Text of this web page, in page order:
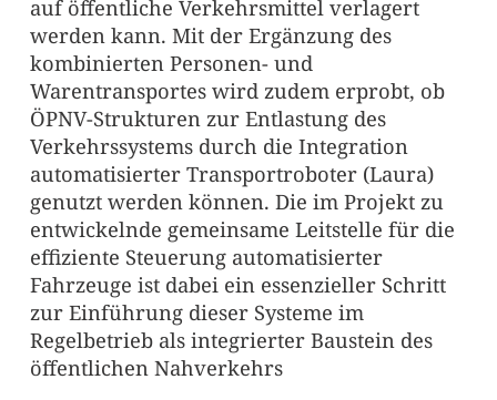
auf öffentliche Verkehrsmittel verlagert
werden kann. Mit der Ergänzung des
kombinierten Personen- und
Warentransportes wird zudem erprobt, ob
ÖPNV-Strukturen zur Entlastung des
Verkehrssystems durch die Integration
automatisierter Transportroboter (Laura)
genutzt werden können. Die im Projekt zu
entwickelnde gemeinsame Leitstelle für die
effiziente Steuerung automatisierter
Fahrzeuge ist dabei ein essenzieller Schritt
zur Einführung dieser Systeme im
Regelbetrieb als integrierter Baustein des
öffentlichen Nahverkehrs